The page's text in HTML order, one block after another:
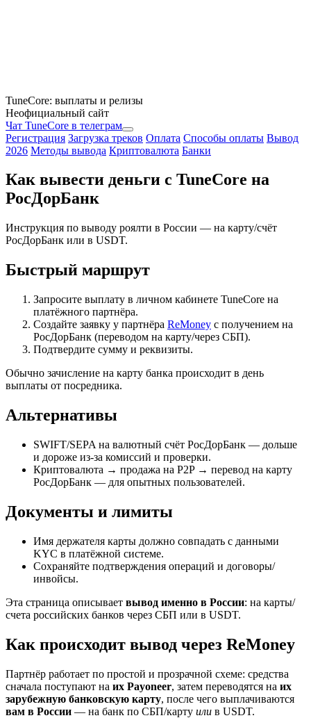
TuneCore: выплаты и релизы
Неофициальный сайт
Чат TuneCore в телеграм
Регистрация Загрузка треков Оплата Способы оплаты Вывод
2026 Методы вывода Криптовалюта Банки
Как вывести деньги с TuneCore на
РосДорБанк
Инструкция по выводу роялти в России — на карту/счёт
РосДорБанк или в USDT.
Быстрый маршрут
Запросите выплату в личном кабинете TuneCore на
платёжного партнёра.
Создайте заявку у партнёра ReMoney с получением на
РосДорБанк (переводом на карту/через СБП).
Подтвердите сумму и реквизиты.
Обычно зачисление на карту банка происходит в день
выплаты от посредника.
Альтернативы
SWIFT/SEPA на валютный счёт РосДорБанк — дольше
и дороже из‑за комиссий и проверки.
Криптовалюта → продажа на P2P → перевод на карту
РосДорБанк — для опытных пользователей.
Документы и лимиты
Имя держателя карты должно совпадать с данными
KYC в платёжной системе.
Сохраняйте подтверждения операций и договоры/
инвойсы.
Эта страница описывает вывод именно в России: на карты/
счета российских банков через СБП или в USDT.
Как происходит вывод через ReMoney
Партнёр работает по простой и прозрачной схеме: средства
сначала поступают на их Payoneer, затем переводятся на их
зарубежную банковскую карту, после чего выплачиваются
вам в России — на банк по СБП/карту или в USDT.